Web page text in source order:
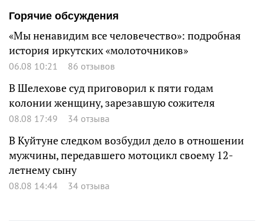
Горячие обсуждения
«Мы ненавидим все человечество»: подробная
история иркутских «молоточников»
06.08 10:21 86 отзывов
В Шелехове суд приговорил к пяти годам
колонии женщину, зарезавшую сожителя
08.08 17:49 34 отзыва
В Куйтуне следком возбудил дело в отношении
мужчины, передавшего мотоцикл своему 12-
летнему сыну
08.08 14:44 34 отзыва